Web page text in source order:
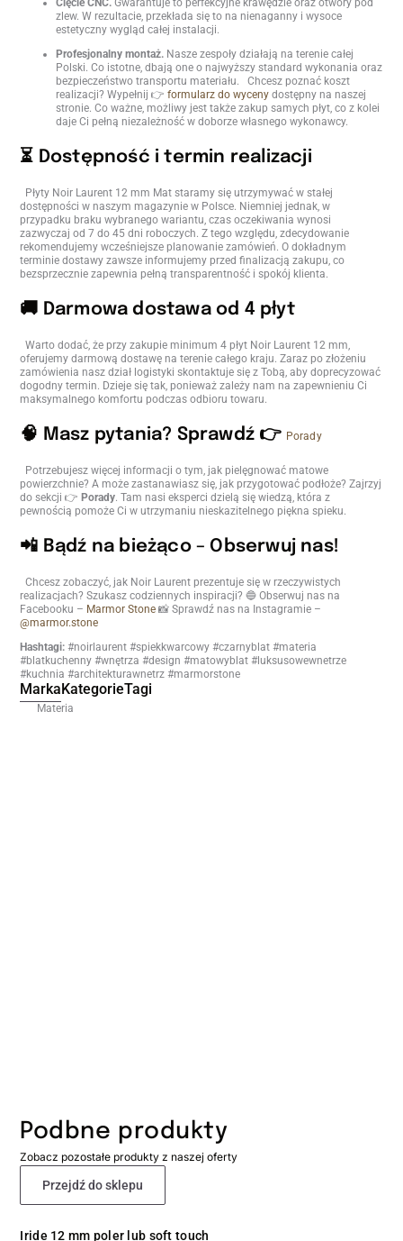
zlew. W rezultacie, przekłada się to na nienaganny i wysoce
estetyczny wygląd całej instalacji.
Profesjonalny montaż. Nasze zespoły działają na terenie całej
Polski. Co istotne, dbają one o najwyższy standard wykonania oraz
bezpieczeństwo transportu materiału. Chcesz poznać koszt
realizacji? Wypełnij 👉formularz do wyceny dostępny na naszej
stronie. Co ważne, możliwy jest także zakup samych płyt, co z kolei
daje Ci pełną niezależność w doborze własnego wykonawcy.
⏳ Dostępność i termin realizacji
Płyty Noir Laurent 12 mm Mat staramy się utrzymywać w stałej
dostępności w naszym magazynie w Polsce. Niemniej jednak, w
przypadku braku wybranego wariantu, czas oczekiwania wynosi
zazwyczaj od 7 do 45 dni roboczych. Z tego względu, zdecydowanie
rekomendujemy wcześniejsze planowanie zamówień. O dokładnym
terminie dostawy zawsze informujemy przed finalizacją zakupu, co
bezsprzecznie zapewnia pełną transparentność i spokój klienta.
🚚 Darmowa dostawa od 4 płyt
Warto dodać, że przy zakupie minimum 4 płyt Noir Laurent 12 mm,
oferujemy darmową dostawę na terenie całego kraju. Zaraz po złożeniu
zamówienia nasz dział logistyki skontaktuje się z Tobą, aby doprecyzować
dogodny termin. Dzieje się tak, ponieważ zależy nam na zapewnieniu Ci
maksymalnego komfortu podczas odbioru towaru.
🧠 Masz pytania? Sprawdź 👉 Porady
Potrzebujesz więcej informacji o tym, jak pielęgnować matowe
powierzchnie? A może zastanawiasz się, jak przygotować podłoże? Zajrzyj
do sekcji 👉Porady. Tam nasi eksperci dzielą się wiedzą, która z
pewnością pomoże Ci w utrzymaniu nieskazitelnego piękna spieku.
📲 Bądź na bieżąco – Obserwuj nas!
Chcesz zobaczyć, jak Noir Laurent prezentuje się w rzeczywistych
realizacjach? Szukasz codziennych inspiracji? 🔵 Obserwuj nas na
Facebooku – Marmor Stone 📸 Sprawdź nas na Instagramie –
@marmor.stone
Hashtagi: #noirlaurent #spiekkwarcowy #czarnyblat #materia
#blatkuchenny #wnętrza #design #matowyblat #luksusowewnetrze
#kuchnia #architekturawnetrz #marmorstone
MarkaKategorieTagi
Materia
Podbne produkty
Zobacz pozostałe produkty z naszej oferty
Przejdź do sklepu